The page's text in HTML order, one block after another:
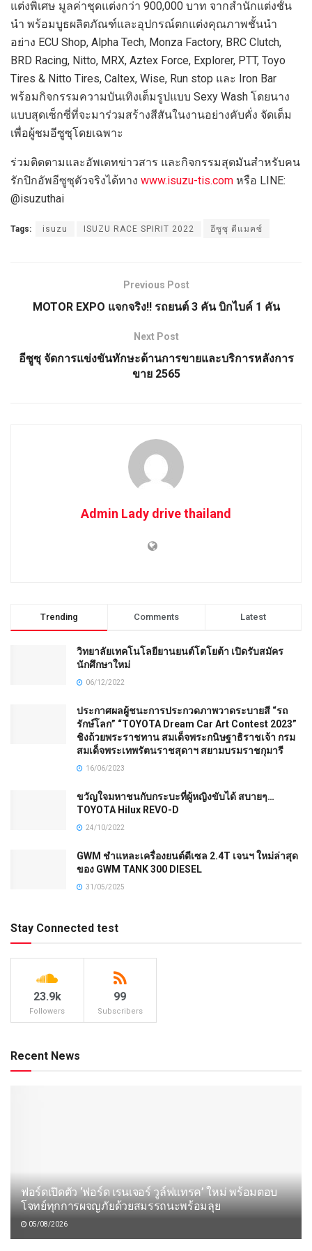
แต่งพิเศษ มูลค่าชุดแต่งกว่า 900,000 บาท จากสำนักแต่งชั้น
นำ พร้อมบูธผลิตภัณฑ์และอุปกรณ์ตกแต่งคุณภาพชั้นนำ
อย่าง ECU Shop, Alpha Tech, Monza Factory, BRC Clutch,
BRD Racing, Nitto, MRX, Aztex Force, Explorer, PTT, Toyo
Tires & Nitto Tires, Caltex, Wise, Run stop และ Iron Bar
พร้อมกิจกรรมความบันเทิงเต็มรูปแบบ Sexy Wash โดยนาง
แบบสุดเซ็กซี่ที่จะมาร่วมสร้างสีสันในงานอย่างคับคั่ง จัดเต็ม
เพื่อผู้ชมอีซูซุโดยเฉพาะ
ร่วมติดตามและอัพเดทข่าวสาร และกิจกรรมสุดมันสำหรับคน
รักปิกอัพอีซูซุตัวจริงได้ทาง www.isuzu-tis.com หรือ LINE:
@isuzuthai
Tags: isuzu ISUZU RACE SPIRIT 2022 อีซูซุ ดีแมคซ์
Previous Post
MOTOR EXPO แจกจริง!! รถยนต์ 3 คัน บิกไบค์ 1 คัน
Next Post
อีซูซุ จัดการแข่งขันทักษะด้านการขายและบริการหลังการ
ขาย 2565
Admin Lady drive thailand
Trending Comments Latest
วิทยาลัยเทคโนโลยียานยนต์โตโยต้า เปิดรับสมัคร
นักศึกษาใหม่
06/12/2022
ประกาศผลผู้ชนะการประกวดภาพวาดระบายสี “รถ
รักษ์โลก” “TOYOTA Dream Car Art Contest 2023”
ชิงถ้วยพระราชทาน สมเด็จพระกนิษฐาธิราชเจ้า กรม
สมเด็จพระเทพรัตนราชสุดาฯ สยามบรมราชกุมารี
16/06/2023
ขวัญใจมหาชนกับกระบะที่ผู้หญิงขับได้ สบายๆ…
TOYOTA Hilux REVO-D
24/10/2022
GWM ชำแหละเครื่องยนต์ดีเซล 2.4T เจนฯ ใหม่ล่าสุด
ของ GWM TANK 300 DIESEL
31/05/2025
Stay Connected test
23.9k
Followers
99
Subscribers
Recent News
ฟอร์ดเปิดตัว ‘ฟอร์ด เรนเจอร์ วูล์ฟแทรค’ ใหม่ พร้อมตอบ
โจทย์ทุกการผจญภัยด้วยสมรรถนะพร้อมลุย
05/08/2026